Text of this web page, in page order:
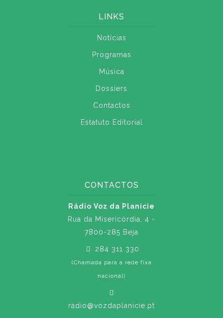
LINKS
Notícias
Programas
Música
Dossiers
Contactos
Estatuto Editorial
CONTACTOS
Rádio Voz da Planície
Rua da Misericórdia, 4 -
7800-285 Beja
284 311 330
(Chamada para a rede fixa
nacional)
radio@vozdaplanicie.pt